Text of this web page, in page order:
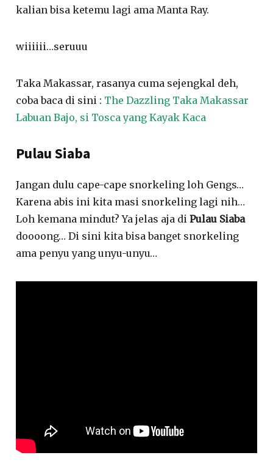
kalian bisa ketemu lagi ama Manta Ray.
wiiiiii…seruuu
Taka Makassar, rasanya cuma sejengkal deh,
coba baca di sini : The Dazzling Taka Makassar
Labuan Bajo, si Tosca yang Kayak Kaca
Pulau Siaba
Jangan dulu cape-cape snorkeling loh Gengs…
Karena abis ini kita masi snorkeling lagi nih…
Loh kemana mindut? Ya jelas aja diPulau Siaba
doooong… Di sini kita bisa banget snorkeling
ama penyu yang unyu-unyu…